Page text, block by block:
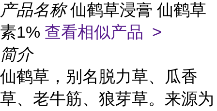
产品名称仙鹤草浸膏 仙鹤草
素1% 查看相似产品 >
简介
仙鹤草，别名脱力草、瓜香
草、老牛筋、狼芽草。来源为